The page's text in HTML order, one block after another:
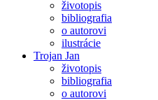
životopis
bibliografia
o autorovi
ilustrácie
Trojan Jan
životopis
bibliografia
o autorovi